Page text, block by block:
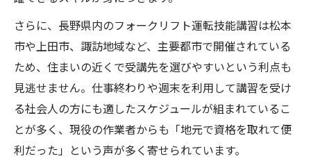
さらに、長野県内のフォークリフト運転技能講習は松本
市や上田市、諏訪地域など、主要都市で開催されている
ため、住まいの近くで受講先を選びやすいという利点も
見逃せません。仕事終わりや週末を利用して講習を受け
る社会人の方にも適したスケジュールが組まれているこ
とが多く、現役の作業者からも「地元で資格を取れて便
利だった」という声が多く寄せられています。